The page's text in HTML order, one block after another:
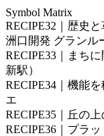
Symbol Matrix
RECIPE32｜歴史
洲口開発 グランル
RECIPE33｜まち
新駅）
RECIPE34｜機能
エ
RECIPE35｜丘の
RECIPE36｜プラ